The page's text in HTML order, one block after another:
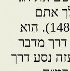
אתם
לקהיר, שאליה הגיע בתחלת חדש אדר רמ״ח (1488). הוא
דרך מדבר
ז׳ בניסן רמ״ח (1488)-, מעזה נסע דרך